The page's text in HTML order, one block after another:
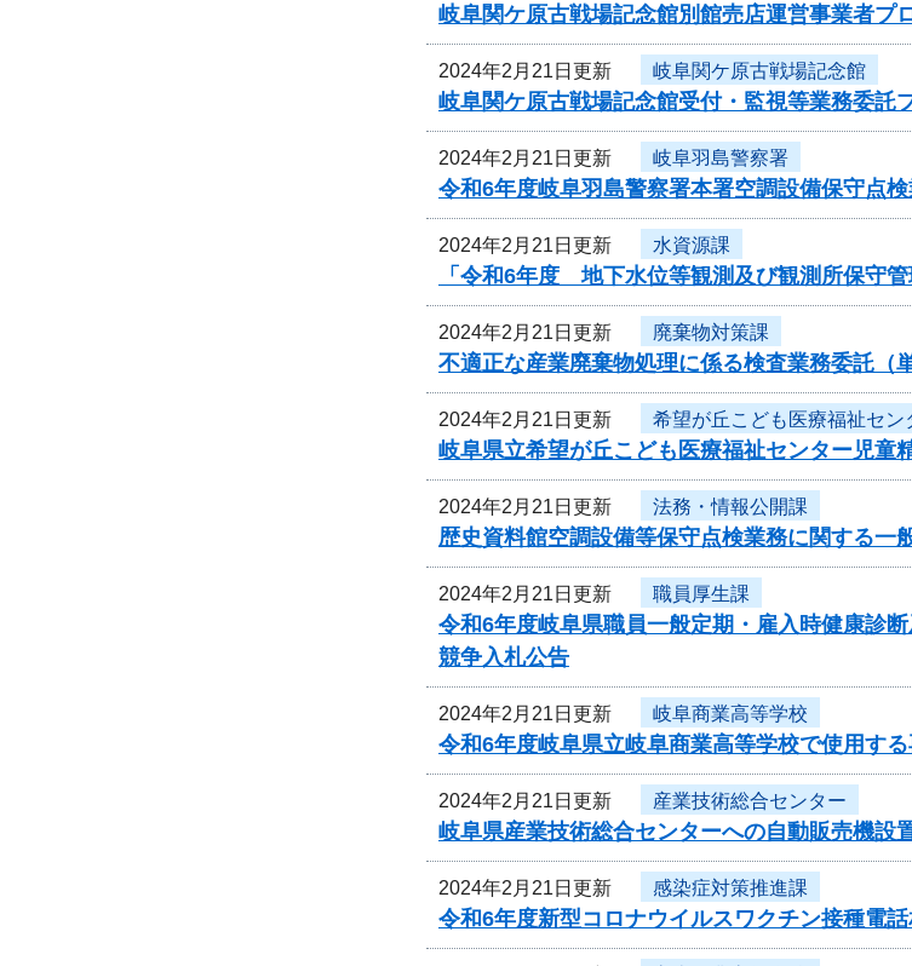
岐阜関ケ原古戦場記念館別館売店運営事業者プ
2024年2月21日更新 岐阜関ケ原古戦場記念館
岐阜関ケ原古戦場記念館受付・監視等業務委託
2024年2月21日更新 岐阜羽島警察署
令和6年度岐阜羽島警察署本署空調設備保守点
2024年2月21日更新 水資源課
「令和6年度 地下水位等観測及び観測所保守
2024年2月21日更新 廃棄物対策課
不適正な産業廃棄物処理に係る検査業務委託（
2024年2月21日更新 希望が丘こども医療福祉セン
岐阜県立希望が丘こども医療福祉センター児童
2024年2月21日更新 法務・情報公開課
歴史資料館空調設備等保守点検業務に関する一
2024年2月21日更新 職員厚生課
令和6年度岐阜県職員一般定期・雇入時健康診
競争入札公告
2024年2月21日更新 岐阜商業高等学校
令和6年度岐阜県立岐阜商業高等学校で使用す
2024年2月21日更新 産業技術総合センター
岐阜県産業技術総合センターへの自動販売機設
2024年2月21日更新 感染症対策推進課
令和6年度新型コロナウイルスワクチン接種電